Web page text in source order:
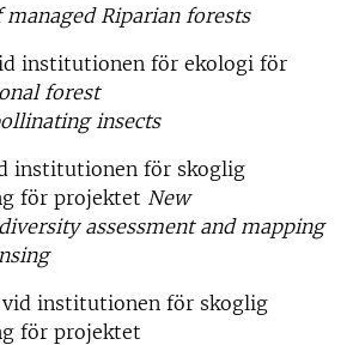
Riparian forests
institutionen för ekologi för
forest
insects
institutionen för skoglig
för projektet New
assessment and mapping
vid institutionen för skoglig
för projektet